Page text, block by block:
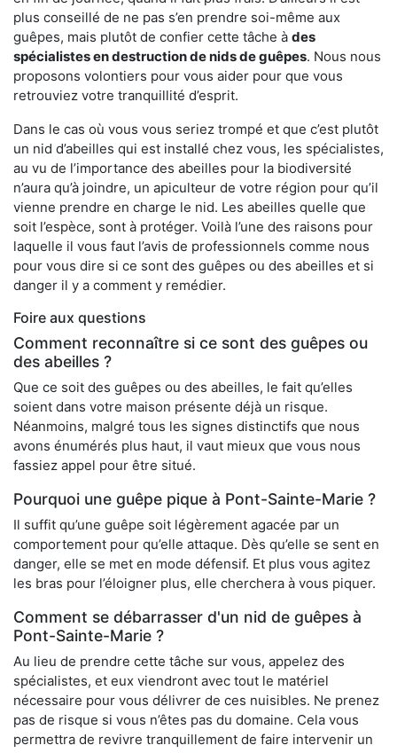
plus conseillé de ne pas s’en prendre soi-même aux
guêpes, mais plutôt de confier cette tâche à des
spécialistes en destruction de nids de guêpes. Nous nous
proposons volontiers pour vous aider pour que vous
retrouviez votre tranquillité d’esprit.
Dans le cas où vous vous seriez trompé et que c’est plutôt
un nid d’abeilles qui est installé chez vous, les spécialistes,
au vu de l’importance des abeilles pour la biodiversité
n’aura qu’à joindre, un apiculteur de votre région pour qu’il
vienne prendre en charge le nid. Les abeilles quelle que
soit l’espèce, sont à protéger. Voilà l’une des raisons pour
laquelle il vous faut l’avis de professionnels comme nous
pour vous dire si ce sont des guêpes ou des abeilles et si
danger il y a comment y remédier.
Foire aux questions
Comment reconnaître si ce sont des guêpes ou
des abeilles ?
Que ce soit des guêpes ou des abeilles, le fait qu’elles
soient dans votre maison présente déjà un risque.
Néanmoins, malgré tous les signes distinctifs que nous
avons énumérés plus haut, il vaut mieux que vous nous
fassiez appel pour être situé.
Pourquoi une guêpe pique à Pont-Sainte-Marie ?
Il suffit qu’une guêpe soit légèrement agacée par un
comportement pour qu’elle attaque. Dès qu’elle se sent en
danger, elle se met en mode défensif. Et plus vous agitez
les bras pour l’éloigner plus, elle cherchera à vous piquer.
Comment se débarrasser d'un nid de guêpes à
Pont-Sainte-Marie ?
Au lieu de prendre cette tâche sur vous, appelez des
spécialistes, et eux viendront avec tout le matériel
nécessaire pour vous délivrer de ces nuisibles. Ne prenez
pas de risque si vous n’êtes pas du domaine. Cela vous
permettra de revivre tranquillement de faire intervenir un